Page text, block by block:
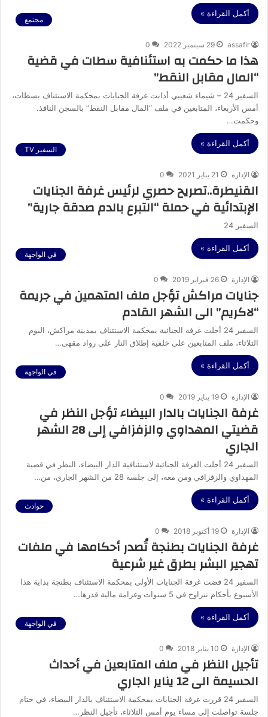
أكمل القراءة »
مجتمع
assafir 29 سبتمبر 2022 0
هذا ما حكمت به استئنافية سطات في قضية
“المال مقابل النقط”
السفير 24 – شيماء شعيبي أدانت غرفة الجنايات بمحكمة الاستئناف بسطات،
أمس الأربعاء، المتابعين في ملف “المال مقابل النقط” بالسجن النافذ.
وحكمت…
أكمل القراءة »
السفير TV
الإدارة 21 يناير 2021 0
القنيطرة..تصريح حصري لرئيس غرفة الجنايات
الإبتدائية في حملة “التبرع بالدم صدقة جارية”
السفير 24
أكمل القراءة »
في الواجهة
الإدارة 26 فبراير 2019 0
جنايات مراكش تؤجل ملف المتهمين في جريمة
“لاكريم” الى الشهر القادم
السفير 24 أجلت غرفة الجنائية بمحكمة الاستئناف بمدينة مراكش، اليوم
الثلاثاء، ملف المتابعين على خلفية إطلاق النار على رواد مقهى…
أكمل القراءة »
في الواجهة
الإدارة 19 يناير 2019 0
غرفة الجنايات بالدار البيضاء تؤجل النظر في
قضيتي المهداوي والزفزافي إلى 28 الشهر
الجاري
السفير 24 أجلت الغرفة الجنائية لاستئنافية الدار البيضاء، النظر في قضية
المهداوي والزفزافي ومن معه، إلى جلسة 28 من الشهر الجاري، من…
أكمل القراءة »
حوادث
الإدارة 19 أكتوبر 2018 0
غرفة الجنايات بطنجة تُصدر أحكامها في ملفات
تهجير البشر بطرق غير شرعية
السفير 24 قضت غرفة الجنايات الأولى بمحكمة الاستئناف بطنجة بداية هذا
الأسبوع بأحكام تتراوح في 5 سنوات وغرامة مالية قدرها…
أكمل القراءة »
في الواجهة
الإدارة 10 يناير 2018 0
تأجيل النظر في ملف المتابعين في أحداث
الحسيمة الى 12 يناير الجاري
السفير 24 قررت غرفة الجنايات بمحكمة الاستئناف بالدار البيضاء، في ختام
جلسة تواصلت إلى مساء يوم أمس الثلاثاء، تأجيل النظر…